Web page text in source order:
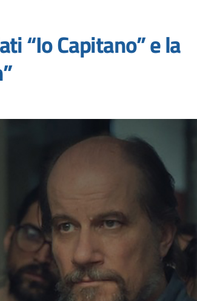
“Io Capitano” e la